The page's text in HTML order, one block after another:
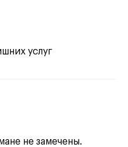
услуг
не замечены.